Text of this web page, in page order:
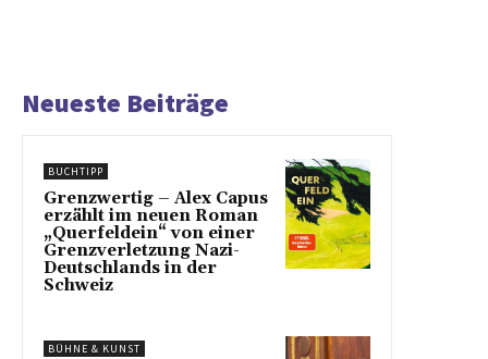
Neueste Beiträge
BUCHTIPP
Grenzwertig – Alex Capus
erzählt im neuen Roman
„Querfeldein“ von einer
Grenzverletzung Nazi-
Deutschlands in der
Schweiz
BÜHNE & KUNST